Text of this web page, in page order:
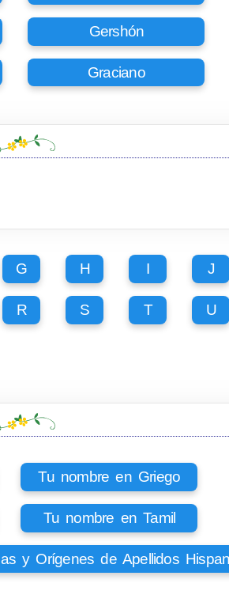
Gershón
Graciano
G H I J
R S T U
Tu nombre en Griego
Tu nombre en Tamil
y Orígenes de Apellidos